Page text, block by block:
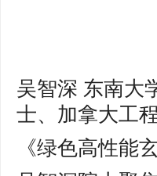
吴智深 东南大
士、加拿大工
《绿色高性能